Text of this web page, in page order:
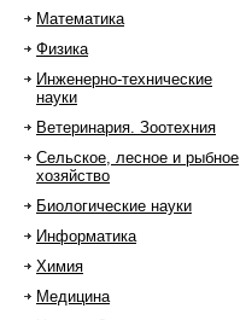
Математика
Физика
Инженерно-технические
науки
Ветеринария. Зоотехния
Сельское, лесное и рыбное
хозяйство
Биологические науки
Информатика
Химия
Медицина